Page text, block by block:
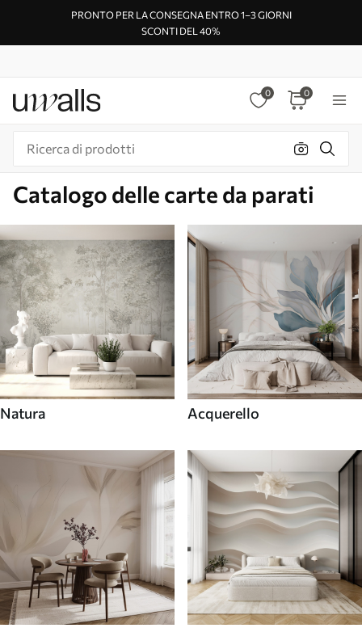
PRONTO PER LA CONSEGNA ENTRO 1–3 GIORNI
SCONTI DEL 40%
0 0
Catalogo delle carte da parati
Natura Acquerello